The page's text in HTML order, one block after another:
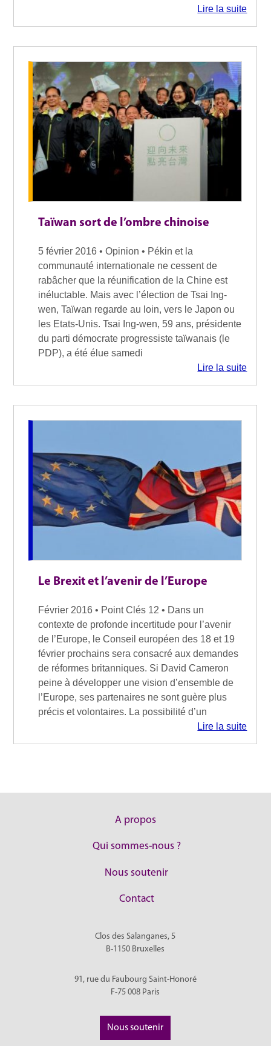
Lire la suite
Taïwan sort de l’ombre chinoise
5 février 2016 • Opinion • Pékin et la
communauté internationale ne cessent de
rabâcher que la réunification de la Chine est
inéluctable. Mais avec l’élection de Tsai Ing-
wen, Taïwan regarde au loin, vers le Japon ou
les Etats-Unis. Tsai Ing-wen, 59 ans, présidente
du parti démocrate progressiste taïwanais (le
PDP), a été élue samedi
Lire la suite
Le Brexit et l’avenir de l’Europe
Février 2016 • Point Clés 12 • Dans un
contexte de profonde incertitude pour l’avenir
de l’Europe, le Conseil européen des 18 et 19
février prochains sera consacré aux demandes
de réformes britanniques. Si David Cameron
peine à développer une vision d’ensemble de
l’Europe, ses partenaires ne sont guère plus
précis et volontaires. La possibilité d’un
Lire la suite
A propos
Qui sommes-nous ?
Nous soutenir
Contact
Clos des Salanganes, 5
B-1150 Bruxelles
91, rue du Faubourg Saint-Honoré
F-75 008 Paris
Nous soutenir